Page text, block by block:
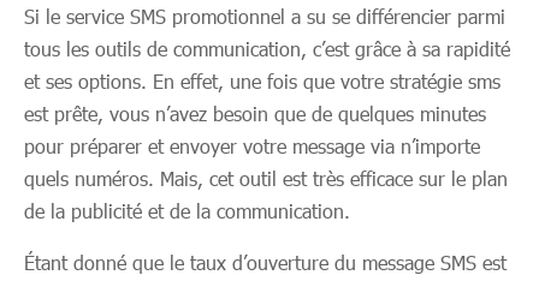
Si le service SMS promotionnel a su se différencier parmi
tous les outils de communication, c’est grâce à sa rapidité
et ses options. En effet, une fois que votre stratégie sms
est prête, vous n’avez besoin que de quelques minutes
pour préparer et envoyer votre message via n’importe
quels numéros. Mais, cet outil est très efficace sur le plan
de la publicité et de la communication.
Étant donné que le taux d’ouverture du message SMS est